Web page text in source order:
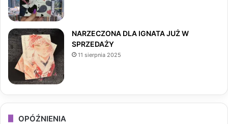
NARZECZONA DLA IGNATA JUŻ W
SPRZEDAŻY
11 sierpnia 2025
OPÓŹNIENIA